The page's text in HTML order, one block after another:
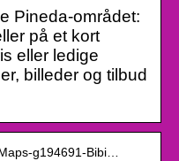
Pineda-området:
på et kort
eller ledige
billeder og tilbud
g194691-Bibi…